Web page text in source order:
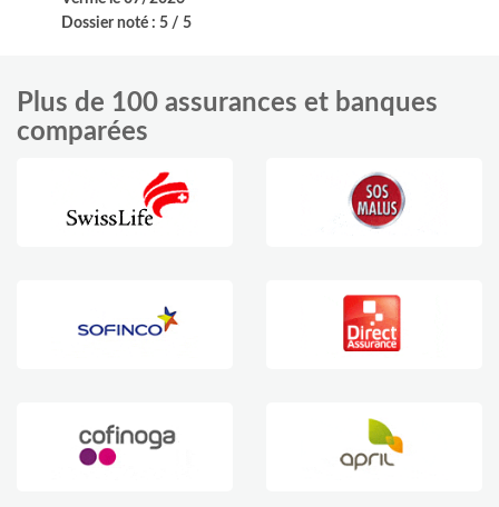
Dossier noté : 5 / 5
Plus de 100 assurances et banques
comparées